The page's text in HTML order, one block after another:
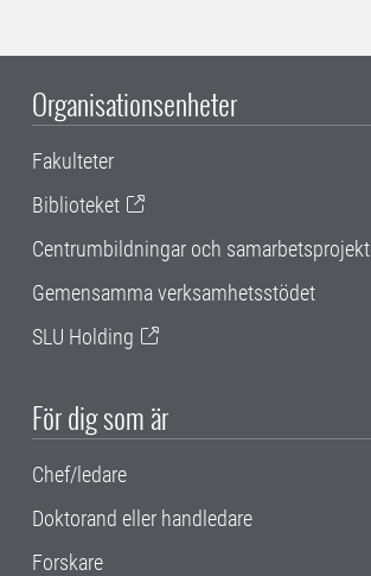
Organisationsenheter
Fakulteter
Biblioteket
Centrumbildningar och samarbetsprojekt
Gemensamma verksamhetsstödet
SLU Holding
För dig som är
Chef/ledare
Doktorand eller handledare
Forskare